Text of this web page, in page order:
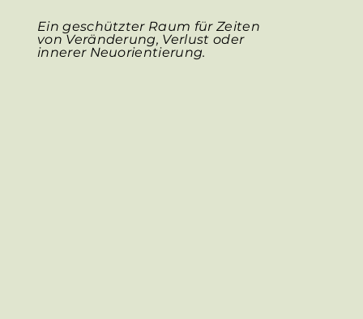
Ein geschützter Raum für Zeiten
von Veränderung, Verlust oder
innerer Neuorientierung.